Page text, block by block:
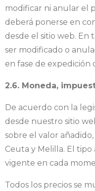
modificar ni anular el
deberá ponerse en
desde el sitio web. En
ser modificado o
en fase de expedición
2.6. Moneda,
De acuerdo con la
desde nuestro sitio
sobre el valor
Ceuta y Melilla. El
vigente en cada
Todos los precios se